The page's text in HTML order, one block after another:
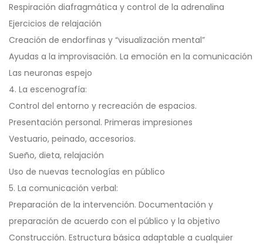
Respiración diafragmática y control de la adrenalina
Ejercicios de relajación
Creación de endorfinas y “visualización mental”
Ayudas a la improvisación. La emoción en la comunicación
Las neuronas espejo
4. La escenografía:
Control del entorno y recreación de espacios.
Presentación personal. Primeras impresiones
Vestuario, peinado, accesorios.
Sueño, dieta, relajación
Uso de nuevas tecnologías en público
5. La comunicación verbal:
Preparación de la intervención. Documentación y
preparación de acuerdo con el público y la objetivo
Construcción. Estructura básica adaptable a cualquier